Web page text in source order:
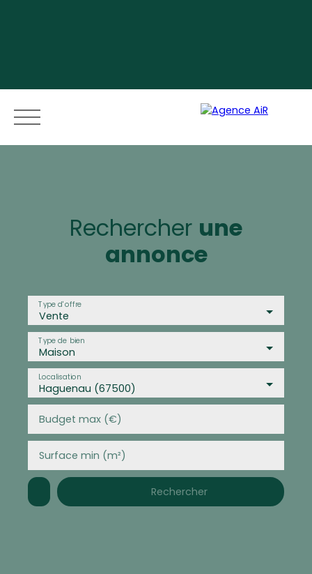
Rechercher une
annonce
Vente
Type d'offre
Maison
Type de bien
Haguenau (67500)
Localisation
Budget max (€)
Surface min (m²)
Rechercher